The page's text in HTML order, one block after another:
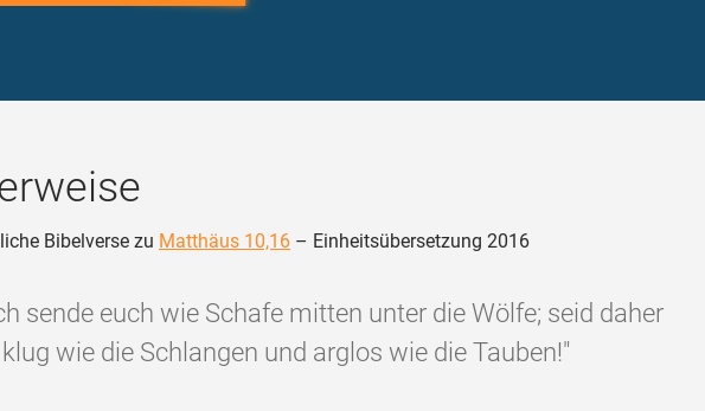
Bibelverse zu Matthäus 10,16 – Einheitsübersetzung 2016
sende euch wie Schafe mitten unter die Wölfe; seid daher
klug wie die Schlangen und arglos wie die Tauben!"